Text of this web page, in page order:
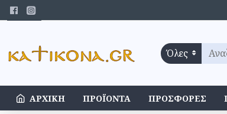
Όλες
ΑΡΧΙΚΉ ΠΡΟΪΌΝΤΑ ΠΡΟΣΦΟΡΈΣ